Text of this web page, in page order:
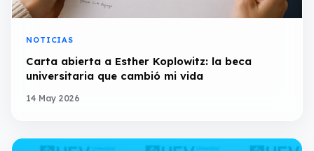
NOTICIAS
Carta abierta a Esther Koplowitz: la beca
universitaria que cambió mi vida
14 May 2026